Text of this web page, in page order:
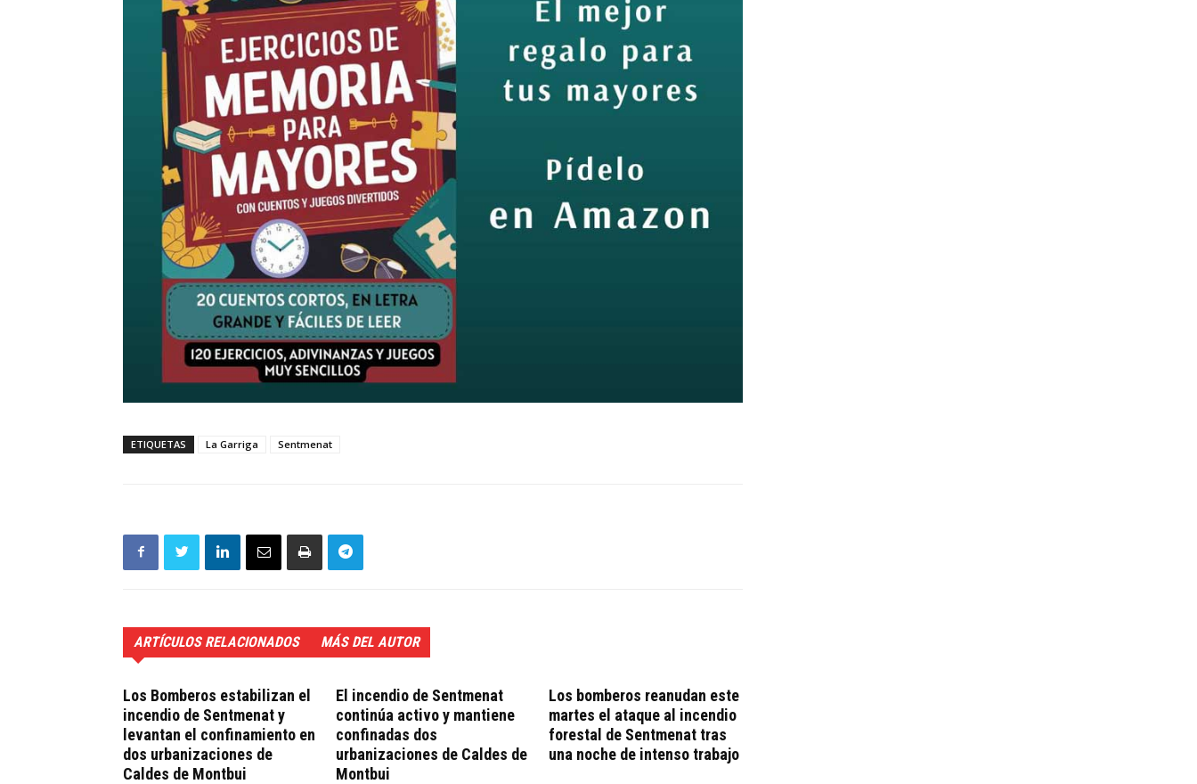
ETIQUETAS La Garriga Sentmenat
ARTÍCULOS RELACIONADOS MÁS DEL AUTOR
Los Bomberos estabilizan el
incendio de Sentmenat y
levantan el confinamiento en
dos urbanizaciones de
Caldes de Montbui
El incendio de Sentmenat
continúa activo y mantiene
confinadas dos
urbanizaciones de Caldes de
Montbui
Los bomberos reanudan este
martes el ataque al incendio
forestal de Sentmenat tras
una noche de intenso trabajo